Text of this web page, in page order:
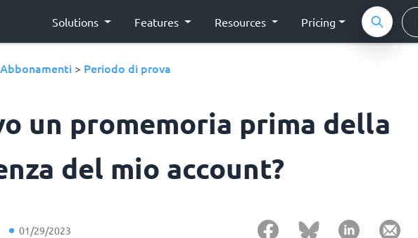
Solutions Features Resources Pricing
Abbonamenti > Periodo di prova
un promemoria prima della
del mio account?
01/29/2023